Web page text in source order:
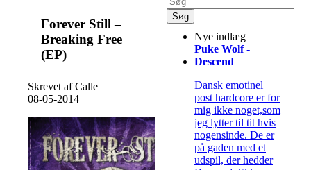
Forever Still –
Breaking Free
(EP)
Skrevet af Calle
08-05-2014
Nye indlæg
Puke Wolf -
Descend
Dansk emotinel
post hardcore er for
mig ikke noget,som
jeg lytter til tit hvis
nogensinde. De er
på gaden med et
udspil, der hedder